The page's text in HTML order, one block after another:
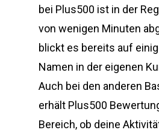
bei Plus500 ist in der
von wenigen Minuten
blickt es bereits auf
Namen in der eigenen
Auch bei den anderen
erhält Plus500
Bereich, ob deine